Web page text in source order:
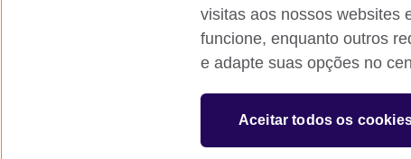
British Council global Comentários e
A registered charity: 209131 (England
visitas aos nossos websites
funcione, enquanto outros
e adapte suas opções no
Aceitar todos os